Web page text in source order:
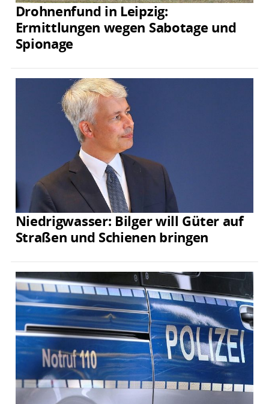
Drohnenfund in Leipzig:
Ermittlungen wegen Sabotage und
Spionage
Niedrigwasser: Bilger will Güter auf
Straßen und Schienen bringen